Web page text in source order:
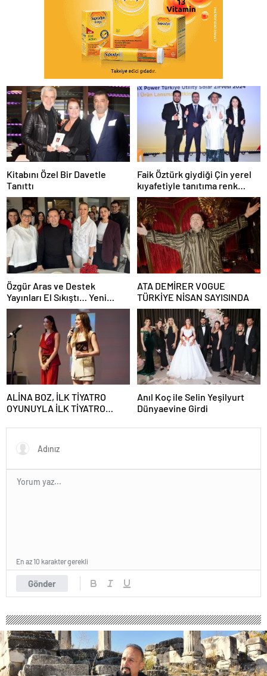
Kitabını Özel Bir Davetle
Tanıttı
Faik Öztürk giydiği Çin yerel
kıyafetiyle tanıtıma renk
kattı.
Özgür Aras ve Destek
Yayınları El Sıkıştı… Yeni
Kitap Haziran’da!
ATA DEMİRER VOGUE
TÜRKİYE NİSAN SAYISINDA
ALİNA BOZ, İLK TİYATRO
OYUNUYLA İLK TİYATRO
Anıl Koç ile Selin Yeşilyurt
Dünyaevine Girdi
Gönder
En az 10 karakter gerekli